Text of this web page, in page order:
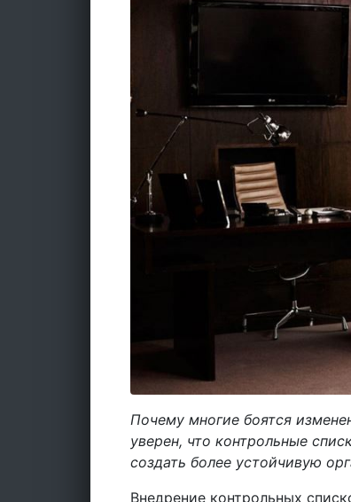
Почему многие боятся
уверен, что контрольные
создать более устойчивую
Внедрение контрольных